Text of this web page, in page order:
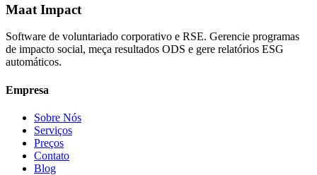
Maat Impact
Software de voluntariado corporativo e RSE. Gerencie programas
de impacto social, meça resultados ODS e gere relatórios ESG
automáticos.
Empresa
Sobre Nós
Serviços
Preços
Contato
Blog